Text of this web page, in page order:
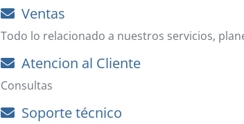
Ventas
Todo lo relacionado a nuestros servicios,
Atencion al Cliente
Consultas
Soporte técnico